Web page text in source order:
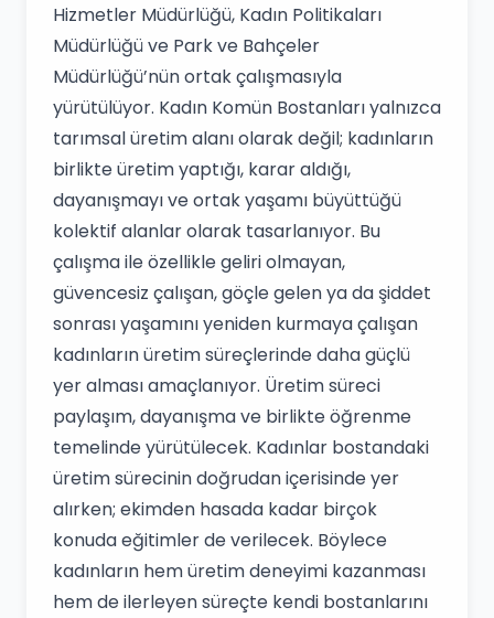
Hizmetler Müdürlüğü, Kadın Politikaları
Müdürlüğü ve Park ve Bahçeler
Müdürlüğü’nün ortak çalışmasıyla
yürütülüyor. Kadın Komün Bostanları yalnızca
tarımsal üretim alanı olarak değil; kadınların
birlikte üretim yaptığı, karar aldığı,
dayanışmayı ve ortak yaşamı büyüttüğü
kolektif alanlar olarak tasarlanıyor. Bu
çalışma ile özellikle geliri olmayan,
güvencesiz çalışan, göçle gelen ya da şiddet
sonrası yaşamını yeniden kurmaya çalışan
kadınların üretim süreçlerinde daha güçlü
yer alması amaçlanıyor. Üretim süreci
paylaşım, dayanışma ve birlikte öğrenme
temelinde yürütülecek. Kadınlar bostandaki
üretim sürecinin doğrudan içerisinde yer
alırken; ekimden hasada kadar birçok
konuda eğitimler de verilecek. Böylece
kadınların hem üretim deneyimi kazanması
hem de ilerleyen süreçte kendi bostanlarını